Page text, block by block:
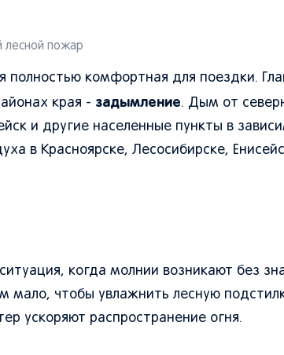
лесной пожар
полностью комфортная для поездки.
края - задымление. Дым от
и другие населенные пункты в
в Красноярске, Лесосибирске,
когда молнии возникают без
чтобы увлажнить лесную
ускоряют распространение огня.